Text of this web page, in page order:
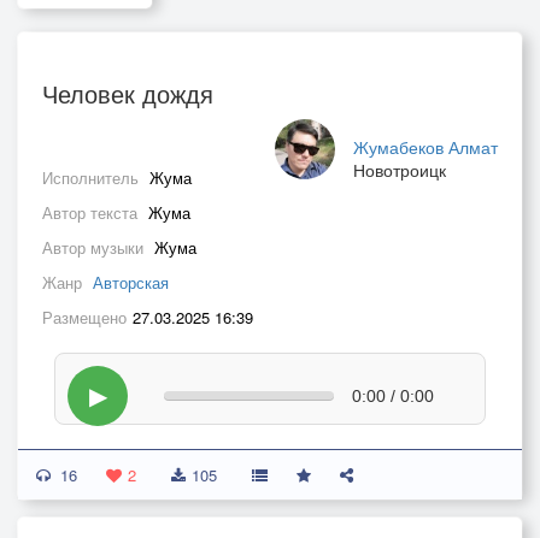
Человек дождя
Жумабеков Алмат
Новотроицк
Исполнитель Жума
Автор текста Жума
Автор музыки Жума
Жанр Авторская
Размещено 27.03.2025 16:39
▶ 0:00 / 0:00
16 2 105